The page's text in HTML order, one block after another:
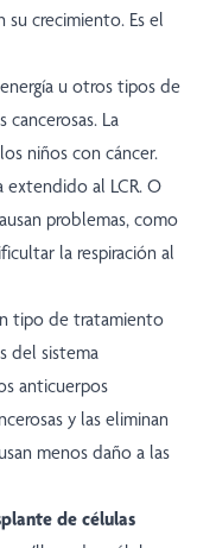
su crecimiento. Es el
u otros tipos de
cancerosas. La
niños con cáncer.
extendido al LCR. O
problemas, como
la respiración al
tipo de tratamiento
del sistema
anticuerpos
y las eliminan
menos daño a las
de células